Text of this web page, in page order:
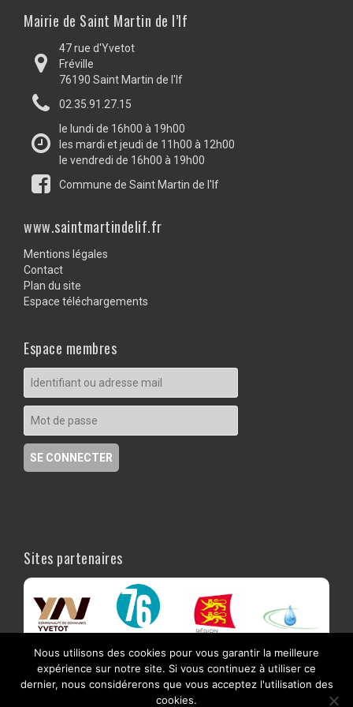
Mairie de Saint Martin de l’If
47 rue d'Yvetot
Fréville
76190 Saint Martin de l'If
02.35.91.27.15
le lundi de 16h00 à 19h00
les mardi et jeudi de 11h00 à 12h00
le vendredi de 16h00 à 19h00
Commune de Saint Martin de l'If
www.saintmartindelif.fr
Mentions légales
Contact
Plan du site
Espace téléchargements
Espace membres
Sites partenaires
Nous utilisons des cookies pour vous garantir la meilleure
expérience sur notre site. Si vous continuez à utiliser ce
dernier, nous considérerons que vous acceptez l'utilisation des
cookies.